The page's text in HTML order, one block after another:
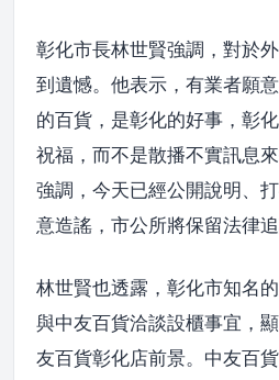
彰化市長林世賢強調，對於
到遺憾。他表示，有業者願
的百貨，是彰化的好事，彰
祝福，而不是散播不實訊息
強調，今天已經公開說明、
意造謠，市公所將保留法律追
林世賢也透露，彰化市知名
與中友百貨洽談設櫃事宜，
友百貨彰化店前景。中友百